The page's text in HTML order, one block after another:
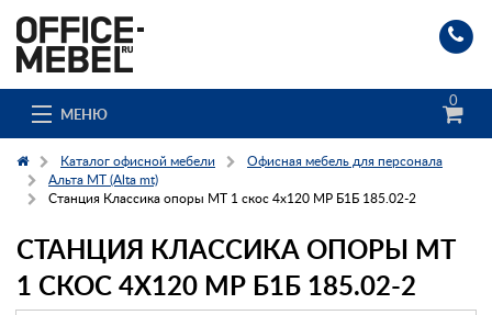
МЕНЮ
0
О компании
Каталог офисной мебели
Офисная мебель для персонала
Альта МТ (Alta mt)
Станция Классика опоры МТ 1 скос 4х120 МР Б1Б 185.02-2
СТАНЦИЯ КЛАССИКА ОПОРЫ МТ
1 СКОС 4Х120 МР Б1Б 185.02-2